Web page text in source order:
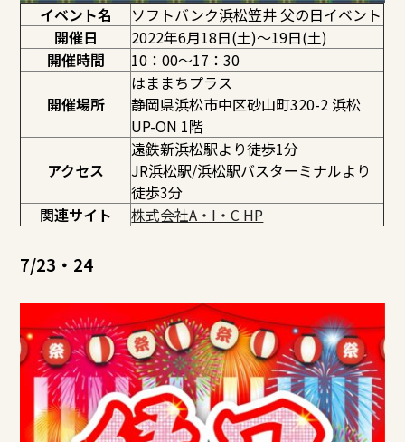
イベント名
ソフトバンク浜松笠井 父の日イベント
開催日
2022年6月18日(土)～19日(土)
開催時間
10：00～17：30
開催場所
はままちプラス
静岡県浜松市中区砂山町320-2 浜松
UP-ON 1階
アクセス
遠鉄新浜松駅より徒歩1分
JR浜松駅/浜松駅バスターミナルより
徒歩3分
関連サイト
株式会社A・I・C HP
7/23・24